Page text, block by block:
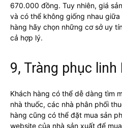
670.000 đồng. Tuy nhiên, giá
và có thể không giống nhau
hàng hãy chọn những cơ sở uy
cả hợp lý.
9, Tràng phục
Khách hàng có thể dễ dàng tìm
nhà thuốc, các nhà phân phối
hàng cũng có thể đặt mua sản
website của nhà sản xuất để